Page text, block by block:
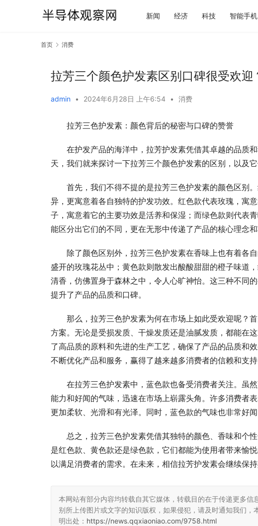
新闻 经济 科技 智能手机
首页 消费
拉芳三个颜色护发素区别口碑很受欢迎
admin • 2024年6月28日 上午6:54 • 消费
拉芳三色护发素：颜色背后的秘密与口碑的赞誉
在护发产品的海洋中，拉芳护发素凭借其卓越的品质
天，我们就来探讨一下拉芳三个颜色护发素的区别，以及
首先，我们不得不提的是拉芳三色护发素的颜色区别
异，更寓意着各自独特的护发功效。红色款代表玫瑰，寓
子，寓意着它的主要功效是活养和保湿；而绿色款则代表
能区分出它们的不同，更在无形中传递了产品的核心理念和
除了颜色区别外，拉芳三色护发素在香味上也有着各
盛开的玫瑰花丛中；黄色款则散发出酸酸甜甜的橙子味道
清香，仿佛置身于森林之中，令人心旷神怡。这三种不同
提升了产品的品质和口碑。
那么，拉芳三色护发素为何在市场上如此受欢迎呢？
方案。无论是受损发质、干燥发质还是油腻发质，都能在
了高品质的原料和先进的生产工艺，确保了产品的品质和
不断优化产品和服务，赢得了越来越多消费者的信赖和支持
在拉芳三色护发素中，蓝色款也备受消费者关注。虽
能力和好闻的气味，迅速在市场上崭露头角。许多消费者
更加柔软、光滑和有光泽。同时，蓝色款的气味也非常好闻
总之，拉芳三色护发素凭借其独特的颜色、香味和个
是红色款、黄色款还是绿色款，它们都能为使用者带来愉
以满足消费者的需求。在未来，相信拉芳护发素会继续保
本网站有部分内容均转载自其它媒体，转载目的在于传递更多
别所上传图片或文字的知识版权，如果侵犯，请及时通知我们
明出处： https://news.qqxiaoniao.com/9758.html